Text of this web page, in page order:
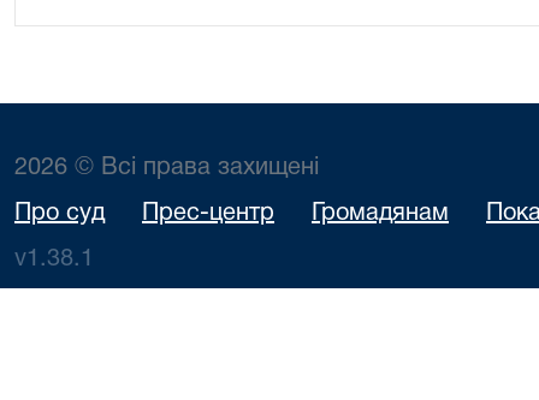
2026 © Всі права захищені
Про суд Прес-центр Громадянам
v1.38.1